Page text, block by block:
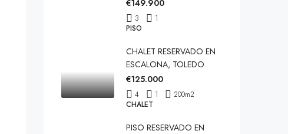
€149.900
3
1
PISO
CHALET RESERVADO EN
ESCALONA, TOLEDO
€125.000
4 1 200m2
CHALET
PISO RESERVADO EN